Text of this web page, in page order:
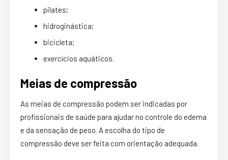
pilates;
hidroginástica;
bicicleta;
exercícios aquáticos.
Meias de compressão
As meias de compressão podem ser indicadas por
profissionais de saúde para ajudar no controle do edema
e da sensação de peso. A escolha do tipo de
compressão deve ser feita com orientação adequada.